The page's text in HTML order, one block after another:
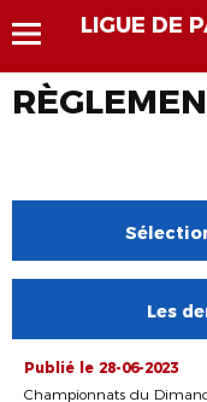
LIGUE DE
Les
Publié le 28-06-2023
Championnats du